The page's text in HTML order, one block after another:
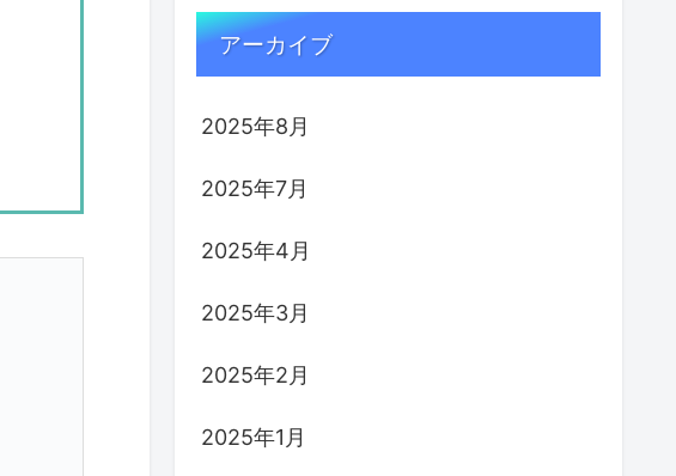
アーカイブ
2025年8月
2025年7月
2025年4月
2025年3月
2025年2月
2025年1月